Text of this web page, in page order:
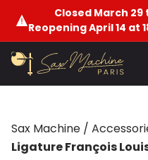
Closed March
Reopening April 14 at
Sax Machine /
Ligature François